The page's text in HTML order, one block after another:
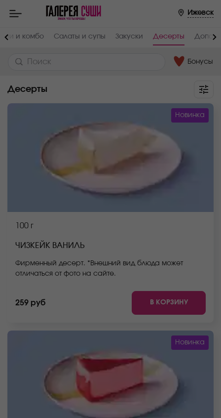
Ижевск
и комбо Салаты и супы Закуски Десерты
Бонусы
Десерты
Новинка
100 г
ЧИЗКЕЙК ВАНИЛЬ
Фирменный десерт. *Внешний вид блюда может
отличаться от фото на сайте.
259 руб В КОРЗИНУ
Новинка